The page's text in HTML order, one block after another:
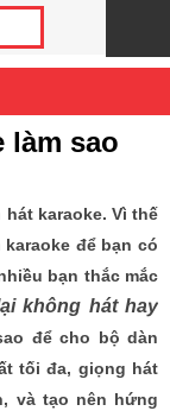
làm sao
karaoke. Vì thế
để bạn có
bạn thắc mắc
không hát hay
để cho bộ dàn
tối đa, giọng hát
và tạo nên hứng